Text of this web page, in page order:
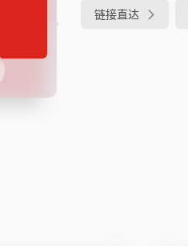
链接直达